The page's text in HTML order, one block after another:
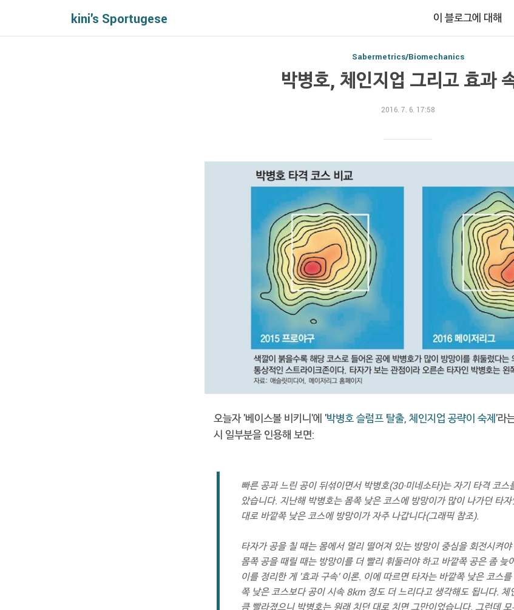
kini's Sportugese 이 블로그에 대해
Sabermetrics/Biomechanics
박병호, 체인지업 그리고 효과
2016. 7. 6. 17:58
오늘자 '베이스볼 비키니'에 '박병호 슬럼프 탈출, 체인지업 공략이 숙제'라
시 일부분을 인용해 보면:
빠른 공과 느린 공이 뒤섞이면서 박병호(30·미네소타)는 자기 타격 코스
았습니다. 지난해 박병호는 몸쪽 낮은 코스에 방망이가 많이 나가던 타
대로 바깥쪽 낮은 코스에 방망이가 자주 나갑니다(그래픽 참조).
타자가 공을 칠 때는 몸에서 멀리 떨어져 있는 방망이 중심을 회전시켜
몸쪽 공을 때릴 때는 방망이를 더 빨리 휘둘러야 하고 바깥쪽 공은 좀 늦
이를 정리한 게 '효과 구속' 이론. 이에 따르면 타자는 바깥쪽 낮은 코스
쪽 낮은 코스보다 공이 시속 8km 정도 더 느리다고 생각해도 됩니다. 체
큼 빨라졌으니 박병호는 원래 치던 대로 치면 그만이었습니다. 그런데